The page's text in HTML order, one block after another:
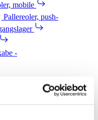
mobile
Pallereoler, push-
-